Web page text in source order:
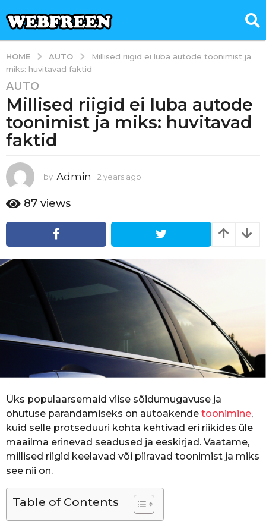
HOME AUTO
Millised riigid ei luba autode toonimist ja
miks: huvitavad faktid
2
y
e
a
r
a
g
o
e
a
AUTO
Millised riigid ei luba autode
toonimist ja miks: huvitavad
faktid
by Admin 2 years ago
r
a
o
87 views
Üks populaarsemaid viise sõidumugavuse ja
ohutuse parandamiseks on autoakende toonimine,
kuid selle protseduuri kohta kehtivad eri riikides üle
maailma erinevad seadused ja eeskirjad. Vaatame,
millised riigid keelavad või piiravad toonimist ja miks
see nii on.
Table of Contents